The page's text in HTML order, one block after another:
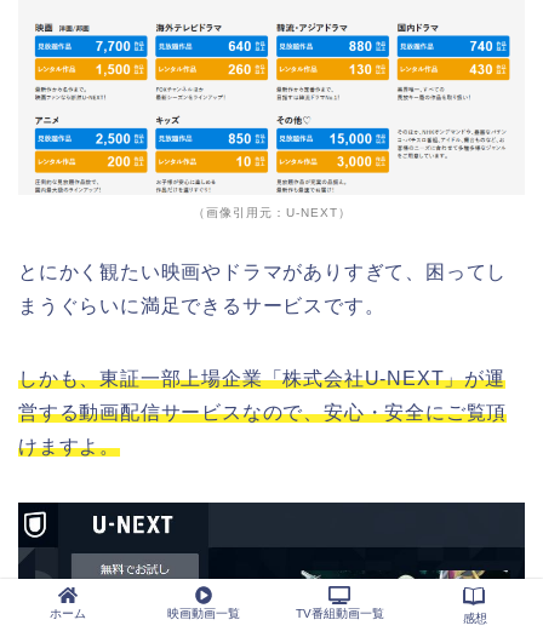
（画像引用元：U-NEXT）
とにかく観たい映画やドラマがありすぎて、困ってし
まうぐらいに満足できるサービスです。
しかも、東証一部上場企業「株式会社U-NEXT」が運
営する動画配信サービスなので、安心・安全にご覧頂
けますよ。
ホーム 映画動画一覧 TV番組動画一覧 感想